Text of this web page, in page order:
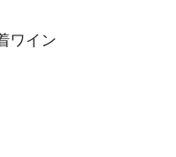
ワイン